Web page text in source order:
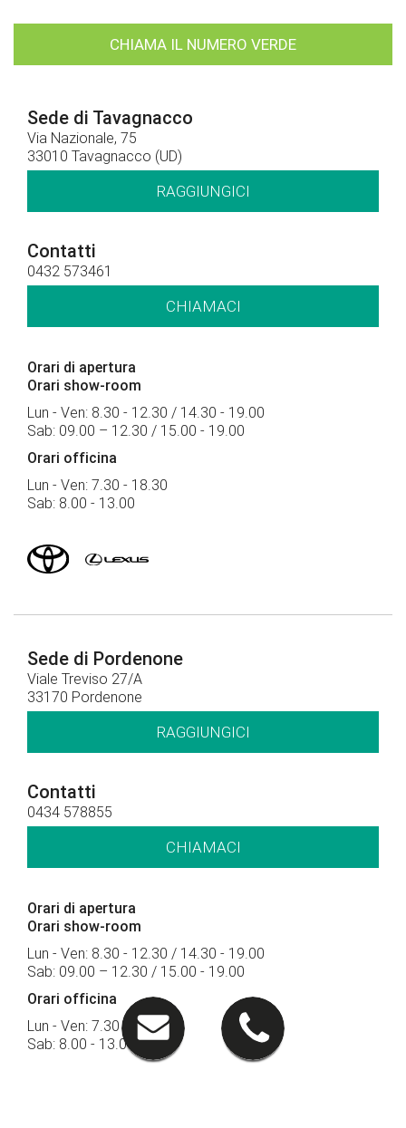
CHIAMA IL NUMERO VERDE
Sede di Tavagnacco
Via Nazionale, 75
33010 Tavagnacco (UD)
RAGGIUNGICI
Contatti
0432 573461
CHIAMACI
Orari di apertura
Orari show-room
Lun - Ven: 8.30 - 12.30 / 14.30 - 19.00
Sab: 09.00 – 12.30 / 15.00 - 19.00
Orari officina
Lun - Ven: 7.30 - 18.30
Sab: 8.00 - 13.00
Sede di Pordenone
Viale Treviso 27/A
33170 Pordenone
RAGGIUNGICI
Contatti
0434 578855
CHIAMACI
Orari di apertura
Orari show-room
Lun - Ven: 8.30 - 12.30 / 14.30 - 19.00
Sab: 09.00 – 12.30 / 15.00 - 19.00
Orari officina
Lun - Ven: 7.30 - 18.30
Sab: 8.00 - 13.00